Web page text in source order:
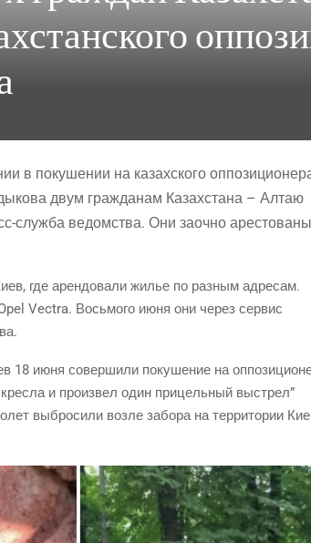
в поку­ше­нии на казах­ско­го
двум граж­да­нам Казах­ста­на – Алтаю
служ­ба ведом­ства. Они заоч­но аре­сто­ва­ны
где арен­до­ва­ли жилье по раз­ным адре­сам.
Vectra. Вось­мо­го июня они через сер­вис
18 июня совер­ши­ли поку­ше­ние на
и про­из­вел один при­цель­ный выстрел”
выбро­си­ли воз­ле забо­ра на тер­ри­то­рии